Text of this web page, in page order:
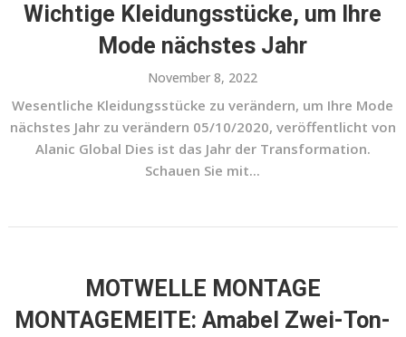
Wichtige Kleidungsstücke, um Ihre
Mode nächstes Jahr
November 8, 2022
Wesentliche Kleidungsstücke zu verändern, um Ihre Mode
nächstes Jahr zu verändern 05/10/2020, veröffentlicht von
Alanic Global Dies ist das Jahr der Transformation.
Schauen Sie mit...
MOTWELLE MONTAGE
MONTAGEMEITE: Amabel Zwei-Ton-